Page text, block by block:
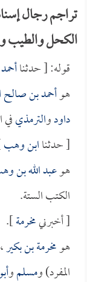
تراجم رجال
الكحل والطيب
قوله: [ حدثنا
هوأحمد بن
داودوالترمذي
[ حدثناابن وهب
هوعبد الله بن
الكتب الستة.
[ أخبرنيمخرمة].
هومخرمة بن بكير
المفرد) ومسلمو